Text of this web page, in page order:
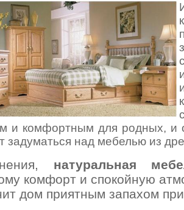
и комфортным для родных, и
задуматься над мебелью из
натуральная
комфорт и спокойную
дом приятным запахом